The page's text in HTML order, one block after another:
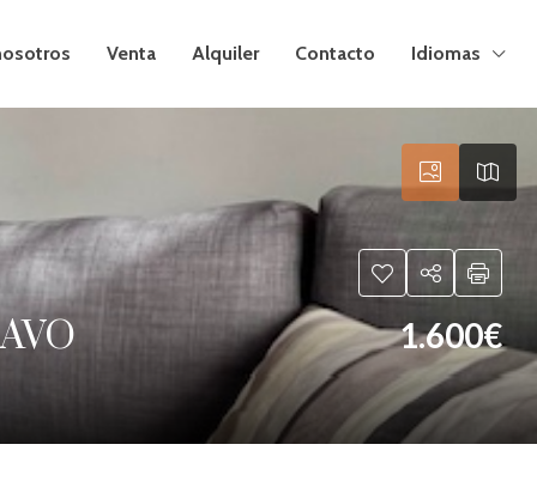
Venta Alquiler Contacto Idiomas
1.600€